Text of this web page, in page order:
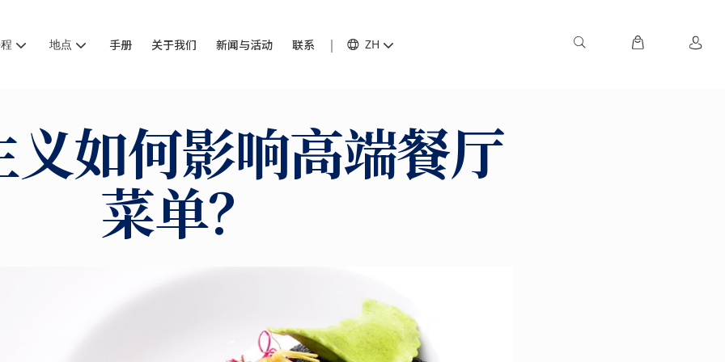
地点 手册 关于我们 新闻与活动 联系 ZH
义如何影响高端餐厅
菜单？